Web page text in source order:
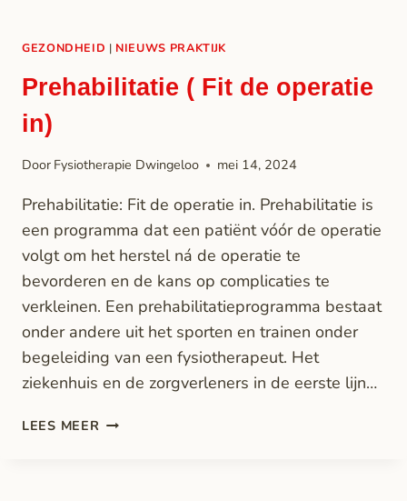
GEZONDHEID | NIEUWS PRAKTIJK
Prehabilitatie ( Fit de operatie
in)
Door Fysiotherapie Dwingeloo mei 14, 2024
Prehabilitatie: Fit de operatie in. Prehabilitatie is
een programma dat een patiënt vóór de operatie
volgt om het herstel ná de operatie te
bevorderen en de kans op complicaties te
verkleinen. Een prehabilitatieprogramma bestaat
onder andere uit het sporten en trainen onder
begeleiding van een fysiotherapeut. Het
ziekenhuis en de zorgverleners in de eerste lijn…
LEES MEER